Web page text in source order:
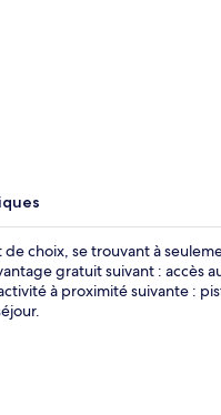
choix, se trouvant à
gratuit suivant : accès
à proximité suivante :